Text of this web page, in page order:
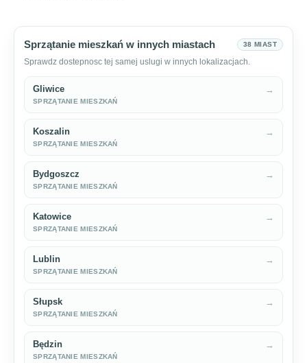
Sprzątanie mieszkań w innych miastach 38 MIAST
Sprawdz dostepnosc tej samej uslugi w innych lokalizacjach.
Gliwice
SPRZĄTANIE MIESZKAŃ
→
Koszalin
SPRZĄTANIE MIESZKAŃ
→
Bydgoszcz
SPRZĄTANIE MIESZKAŃ
→
Katowice
SPRZĄTANIE MIESZKAŃ
→
Lublin
SPRZĄTANIE MIESZKAŃ
→
Słupsk
SPRZĄTANIE MIESZKAŃ
→
Będzin
SPRZĄTANIE MIESZKAŃ
→